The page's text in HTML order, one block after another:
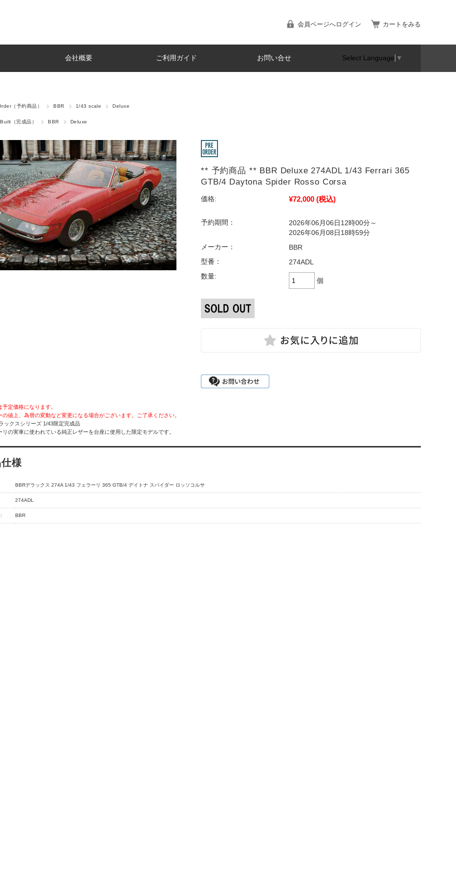
会員ページへログイン カートをみる
会社概要 ご利用ガイド お問い合せ Select Language ▼
（予約商品）
BBR 1/43 scale Deluxe
（完成品） BBR Deluxe
** 予約商品 ** BBR Deluxe 274ADL 1/43 Ferrari 365
GTB/4 Daytona Spider Rosso Corsa
価格: ¥72,000 (税込)
予約期間：
2026年06月06日12時00分～
2026年06月08日18時59分
メーカー：
BBR
型番：
274ADL
数量:
個
予定価格になります。
の値上、為替の変動など変更になる場合がございます。ご了承ください。
ックスシリーズ 1/43限定完成品
リの実車に使われている純正レザーを台座に使用した限定モデルです。
様
BBRデラックス 274A 1/43 フェラーリ 365 GTB/4 デイトナ スパイダー ロッソコルサ
274ADL
BBR